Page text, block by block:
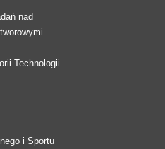
nad
Technologii
i Sportu